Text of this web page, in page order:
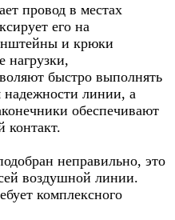
провод в местах
его на
и крюки
нагрузки,
быстро выполнять
линии, а
обеспечивают
контакт.
неправильно, это
воздушной линии.
комплексного